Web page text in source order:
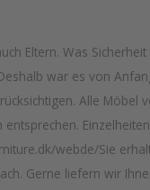
Eltern. Was
war es von
Alle Möbel
webde/Sie
Gerne liefern wir